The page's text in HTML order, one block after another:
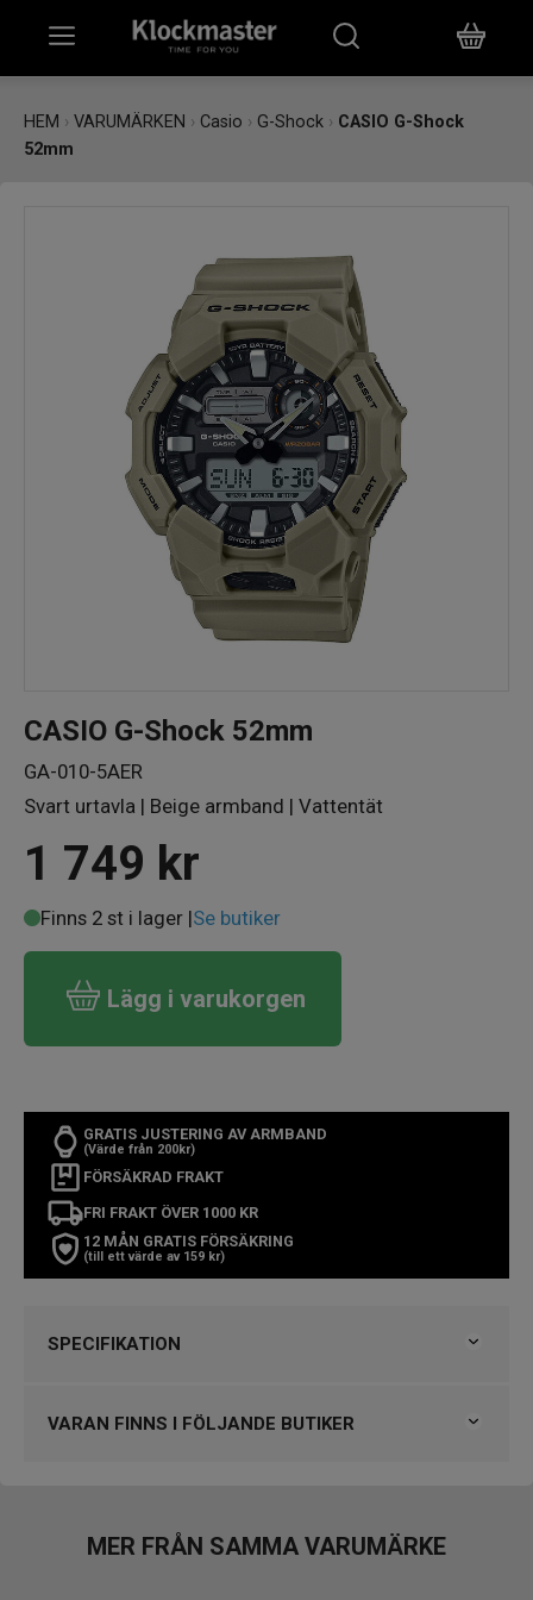
VARUMÄRKEN
PRESENTKORT
HEM › VARUMÄRKEN › Casio › G-Shock › CASIO G-Shock
52mm
CASIO G-Shock 52mm
GA-010-5AER
Svart urtavla | Beige armband | Vattentät
1 749 kr
Finns 2 st i lager |Se butiker
Lägg i varukorgen
GRATIS JUSTERING AV ARMBAND
(Värde från 200kr)
FÖRSÄKRAD FRAKT
FRI FRAKT ÖVER 1000 KR
12 MÅN GRATIS FÖRSÄKRING
(till ett värde av 159 kr)
SPECIFIKATION
Kollektion
G-Shock
Design
VARAN FINNS I FÖLJANDE BUTIKER
VARUMÄRKET HITTAR DU HOS
MER FRÅN SAMMA VARUMÄRKE